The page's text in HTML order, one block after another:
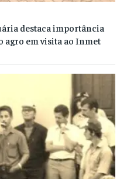
destaca importância
agro em visita ao Inmet